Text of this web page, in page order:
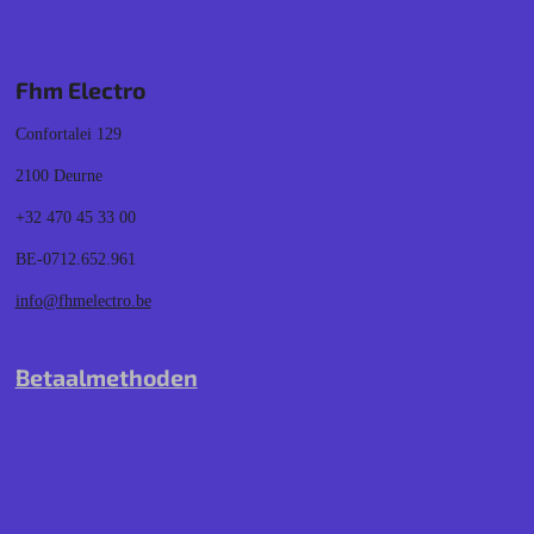
Fhm Electro
Confortalei 129
2100 Deurne
+32 470 45 33 00
BE-0712.652.961
info@fhmelectro.be
Betaalmethoden